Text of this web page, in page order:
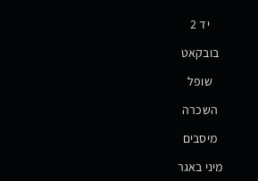
יד 2
בובקאט
שופל
השכרה
מיסבים
מיני באגר